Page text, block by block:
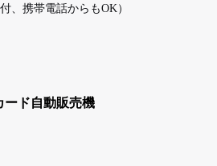
、携帯電話からもOK）
ド自動販売機